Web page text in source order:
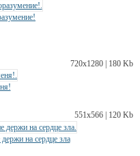
720х1280 | 180 Kb
551х566 | 120 Kb
на сердце зла